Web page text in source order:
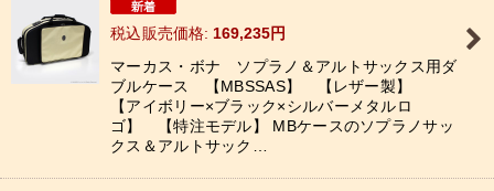
税込 : 169,235円
マーカス・ボナ ソプラノ＆アルトサックス用ダ
ブルケース 【MBSSAS】 【レザー製】
【アイボリー×ブラック×シルバーメタルロ
ゴ】 【特注モデル】 MBケースのソプラノサッ
クス＆アルトサック…